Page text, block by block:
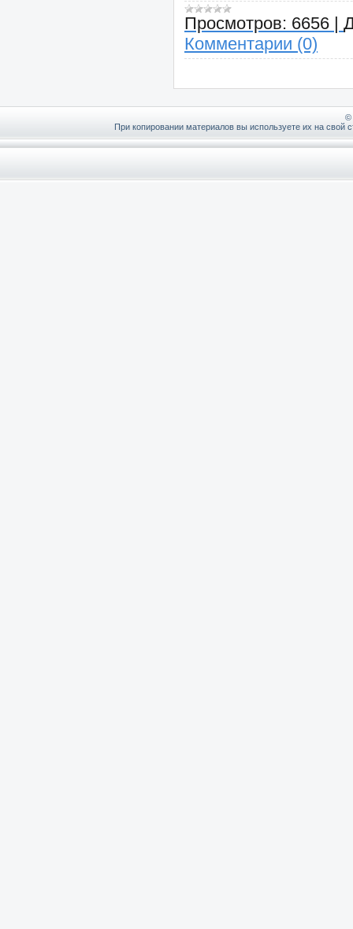
Просмотров: 6656
Комментарии (0)
©
При копировании материалов вы используете их на свой